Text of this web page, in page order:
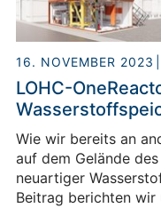
16. NOVEMBER 2023
LOHC-
Wie wir bereits an
auf dem Gelände
neuartiger
Beitrag berichten wir